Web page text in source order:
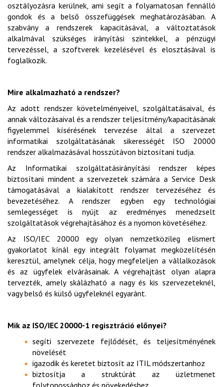
osztályozásra kerülnek, ami segít a folyamatosan fennálló
gondok és a belső összefüggések meghatározásában. A
szabvány a rendszerek kapacitásával, a változtatások
alkalmával szükséges irányítási szintekkel, a pénzügyi
tervezéssel, a szoftverek kezelésével és elosztásával is
foglalkozik.
Mire alkalmazható a rendszer?
Az adott rendszer követelményeivel, szolgáltatásaival, és
annak változásaival és a rendszer teljesítmény/kapacitásának
figyelemmel kísérésének tervezése által a szervezet
informatikai szolgáltatásának sikerességét ISO 20000
rendszer alkalmazásával hosszútávon biztosítani tudja.
Az Informatikai szolgáltatásirányítási rendszer képes
biztosítani mindent a szervezetek számára a Service Desk
támogatásával a kialakított rendszer tervezéséhez és
bevezetéséhez. A rendszer egyben egy technológiai
semlegességet is nyújt az eredményes menedzselt
szolgáltatások végrehajtásához és a nyomon követéséhez.
Az ISO/IEC 20000 egy olyan nemzetközileg elismert
gyakorlatot kínál egy integrált folyamat megközelítésén
keresztül, amelynek célja, hogy megfeleljen a vállalkozások
és az ügyfelek elvárásainak. A végrehajtást olyan alapra
tervezték, amely skálázható a nagy és kis szervezeteknél,
vagy belső és külső ügyfeleknél egyaránt.
Mik az ISO/IEC 20000-1 regisztráció előnyei?
segíti szervezete fejlődését, és teljesítményének
növelését
igazodik és keretet biztosít az ITIL módszertanhoz
biztosítja a struktúrát az üzletmenet
folytonossághoz és növekedéshez